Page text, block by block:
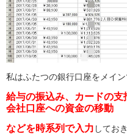
私はふたつの銀行口座をメイ
給与の振込み、カードの
会社口座への資金の移動
などを時系列で入力 してお